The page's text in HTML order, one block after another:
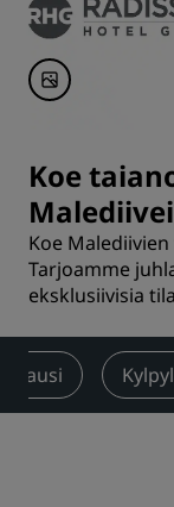
Koe
Koe
Tarjoamme
eksklusiivisia